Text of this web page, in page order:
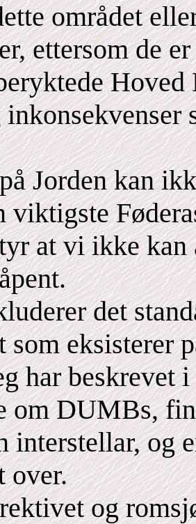
området
ettersom de
Jorden kan
viktigste
at vi ikke kan
det
som eksisterer
har beskrevet
om DUMBs,
interstellar, og
over.
og